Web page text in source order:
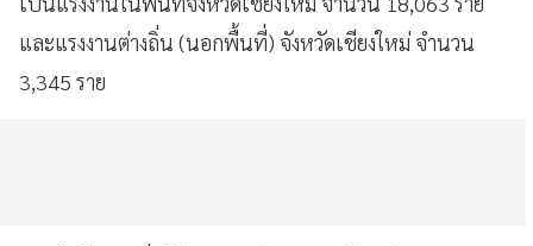
และแรงงานต่างถิ่น (นอกพื้นที่) จังหวัดเชียงใหม่ จำนวน
3,345 ราย